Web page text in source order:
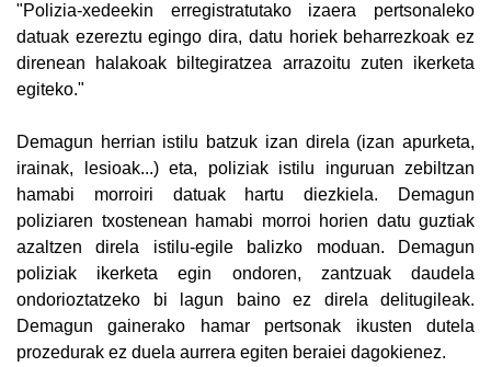
"Polizia-xedeekin erregistratutako izaera pertsonaleko
datuak ezereztu egingo dira, datu horiek beharrezkoak ez
direnean halakoak biltegiratzea arrazoitu zuten ikerketa
egiteko."
Demagun herrian istilu batzuk izan direla (izan apurketa,
irainak, lesioak...) eta, poliziak istilu inguruan zebiltzan
hamabi morroiri datuak hartu diezkiela. Demagun
poliziaren txostenean hamabi morroi horien datu guztiak
azaltzen direla istilu-egile balizko moduan. Demagun
poliziak ikerketa egin ondoren, zantzuak daudela
ondorioztatzeko bi lagun baino ez direla delitugileak.
Demagun gainerako hamar pertsonak ikusten dutela
prozedurak ez duela aurrera egiten beraiei dagokienez.